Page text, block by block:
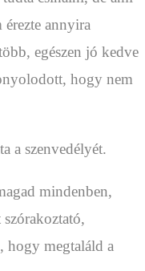
annyira
egészen jó kedve
hogy nem
a szenvedélyét.
mindenben,
hogy megtaláld a